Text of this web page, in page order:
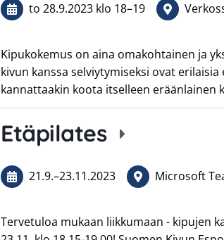
to 28.9.2023 klo 18–19
Kipukokemus on aina omakohtainen ja
kivun kanssa selviytymiseksi ovat
kannattaakin koota itselleen eräänlainen
Etäpilates
21.9.–23.11.2023 Microsoft
Tervetuloa mukaan liikkumaan - kipujen